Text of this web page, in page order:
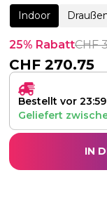
Indoor
25% RabattCHF
CHF 270.75
Bestellt vor 23:59
Geliefert
IN